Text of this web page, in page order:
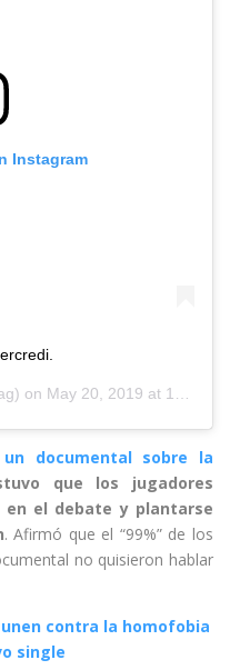
Instagram
on May 20, 2019 at 10:36pm PDT
documental sobre la
que los jugadores
el debate y plantarse
. Afirmó que el “99%” de los
no quisieron hablar
contra la homofobia
single